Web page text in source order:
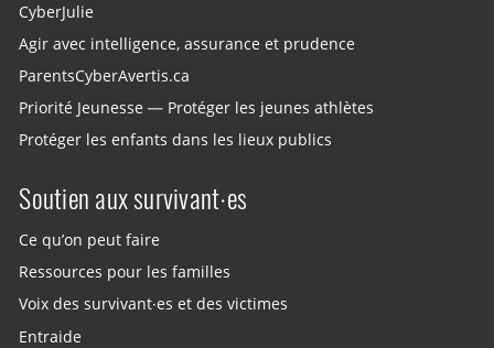
CyberJulie
Agir avec intelligence, assurance et prudence
ParentsCyberAvertis.ca
Priorité Jeunesse — Protéger les jeunes athlètes
Protéger les enfants dans les lieux publics
Soutien aux survivant·es
Ce qu’on peut faire
Ressources pour les familles
Voix des survivant·es et des victimes
Entraide